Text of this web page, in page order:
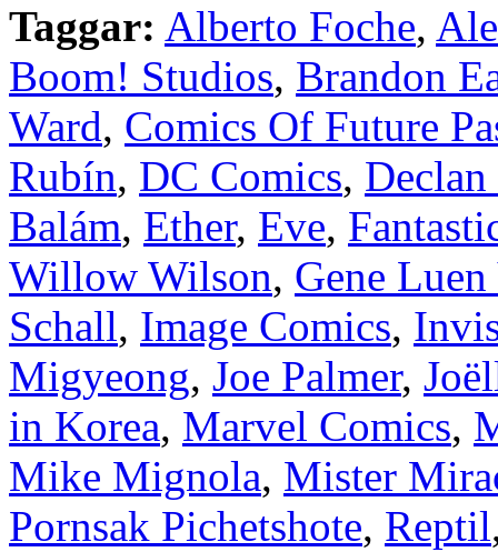
Taggar: Alberto Foche,
Boom! Studios, Brandon
Ward, Comics Of Future
Rubín, DC Comics,
Balám, Ether, Eve,
Willow Wilson, Gene Luen
Schall, Image Comics,
Migyeong, Joe Palmer,
in Korea, Marvel Comics,
Mike Mignola, Mister
Pornsak Pichetshote, Reptil